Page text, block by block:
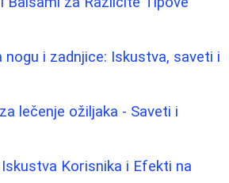
nogu i zadnjice: Iskustva, saveti i
lečenje ožiljaka - Saveti i
Korisnika i Efekti na